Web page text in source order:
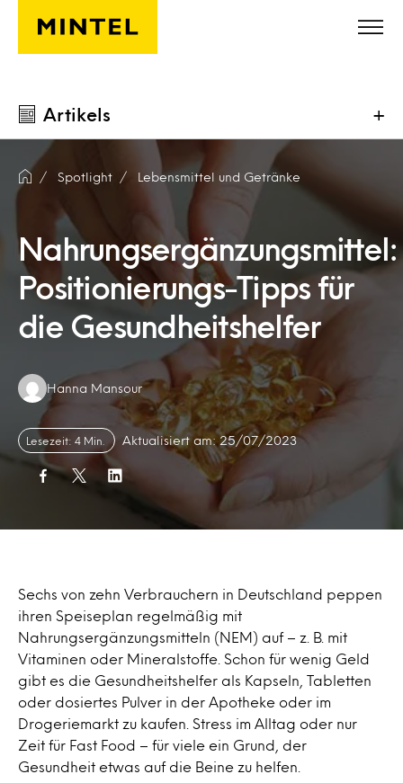
Skip to main content
Artikels +
Spotlight Lebensmittel und Getränke
Nahrungsergänzungsmittel:
Positionierungs-Tipps für
die Gesundheitshelfer
Authors:
Hanna Mansour
Lesezeit: 4 Min. Aktualisiert am: 25/07/2023
Sechs von zehn Verbrauchern in Deutschland peppen
ihren Speiseplan regelmäßig mit
Nahrungsergänzungsmitteln (NEM) auf – z. B. mit
Vitaminen oder Mineralstoffe. Schon für wenig Geld
gibt es die Gesundheitshelfer als Kapseln, Tabletten
oder dosiertes Pulver in der Apotheke oder im
Drogeriemarkt zu kaufen. Stress im Alltag oder nur
Zeit für Fast Food – für viele ein Grund, der
Gesundheit etwas auf die Beine zu helfen.